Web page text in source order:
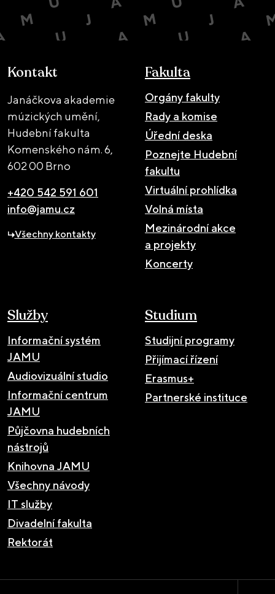
Kontakt
Janáčkova akademie
múzických umění,
Hudební fakulta
Komenského nám. 6,
602 00 Brno
+420 542 591 601
info@jamu.cz
Všechny kontakty
Fakulta
Orgány fakulty
Rady a komise
Úřední deska
Poznejte Hudební
fakultu
Virtuální prohlídka
Volná místa
Mezinárodní akce
a projekty
Koncerty
Služby
Informační systém
JAMU
Audiovizuální studio
Informační centrum
JAMU
Půjčovna hudebních
nástrojů
Knihovna JAMU
Všechny návody
IT služby
Divadelní fakulta
Rektorát
Studium
Studijní programy
Přijímací řízení
Erasmus+
Partnerské instituce